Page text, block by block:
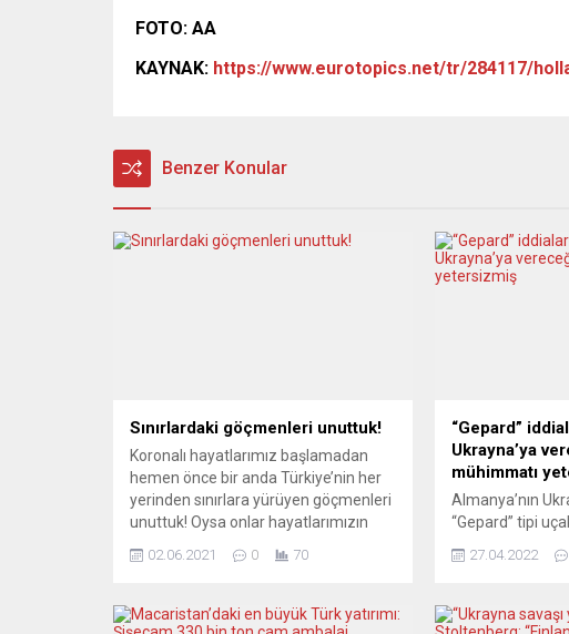
FOTO: AA
KAYNAK: https://www.eurotopics.net/tr/284117/
Benzer Konular
Sınırlardaki göçmenleri unuttuk!
Koronalı hayatlarımız başlamadan
hemen önce bir anda Türkiye’nin her
yerinden sınırlara yürüyen göçmenleri
unuttuk! Oysa onlar hayatlarımızın
ne yaptıklarını, nasıl yaşadıklarını, nasıl
Göçmenler hayatları pahasına hâlâ
02.06.2021 0 70
“Gepard”
Ukrayna’ya
mühimmatı
Almanya’nın
“Gepard” tipi
bulunmadığı
mart başında
27.04.2022